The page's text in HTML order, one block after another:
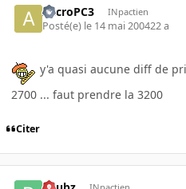
AccroPC3 INpactien
Posté(e) le 14 mai 200422 a
y'a quasi aucune diff de
2700 ... faut prendre la 3200
Citer